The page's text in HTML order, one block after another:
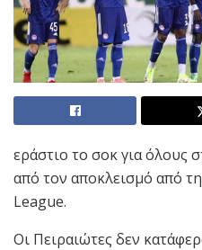
εράστιο το σοκ για όλους
από τον αποκλεισμό από
League.
Οι Πειραιώτες δεν